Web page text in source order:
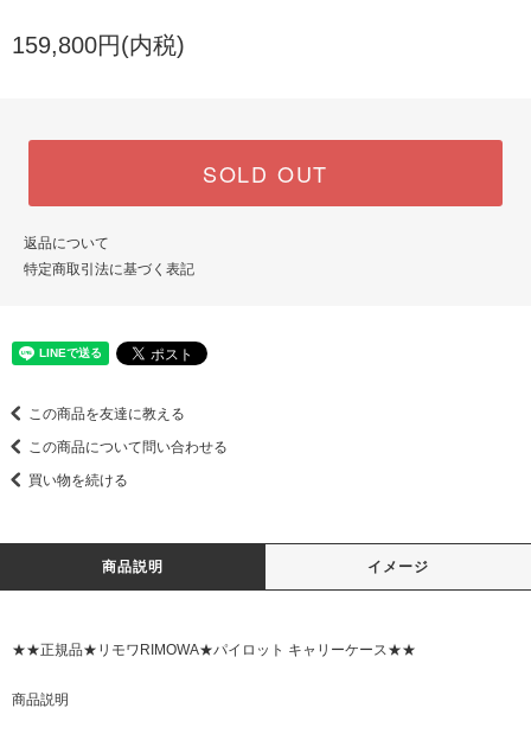
159,800円(内税)
SOLD OUT
返品について
特定商取引法に基づく表記
この商品を友達に教える
この商品について問い合わせる
買い物を続ける
商品説明 イメージ
★★正規品★リモワRIMOWA★パイロット キャリーケース★★
商品説明